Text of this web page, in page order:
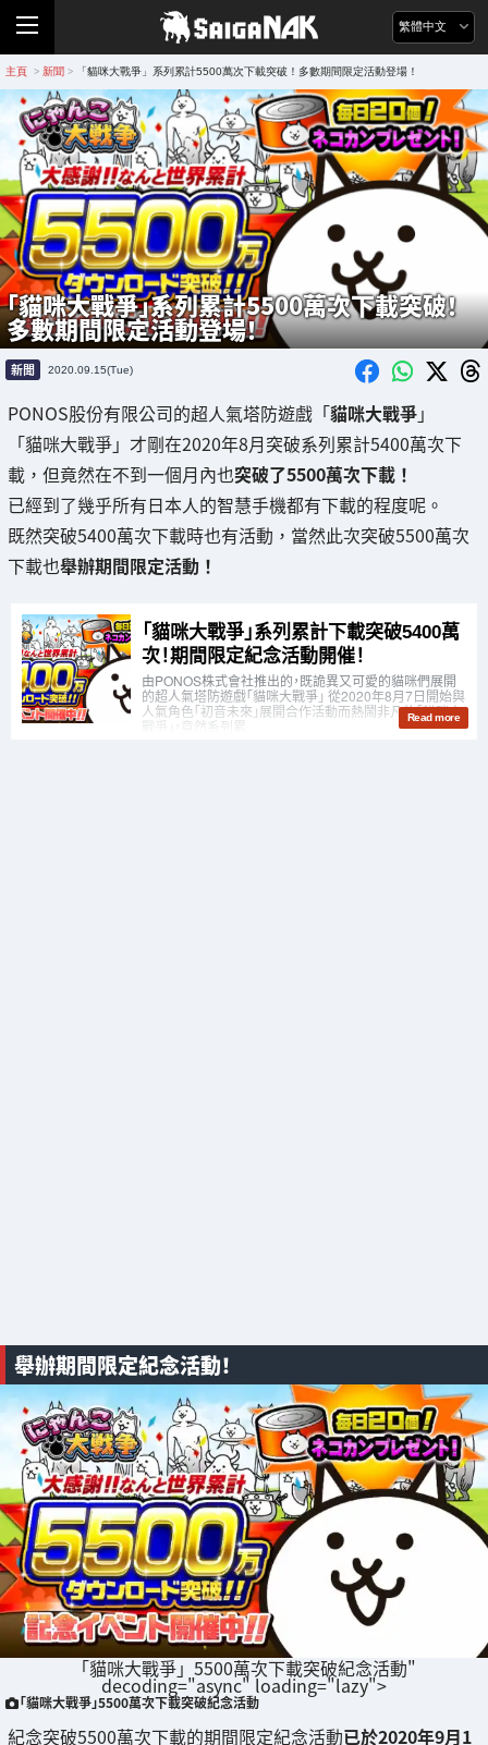
繁體中文
主頁 > 新聞 > 「貓咪大戰爭」系列累計5500萬次下載突破！多數期間限定活動登場！
「貓咪大戰爭」系列累計5500萬次下載突破！
多數期間限定活動登場！
新聞 2020.09.15(Tue)
PONOS股份有限公司的超人氣塔防遊戲「貓咪大戰爭」
「貓咪大戰爭」才剛在2020年8月突破系列累計5400萬次下
載，但竟然在不到一個月內也突破了5500萬次下載！
已經到了幾乎所有日本人的智慧手機都有下載的程度呢。
既然突破5400萬次下載時也有活動，當然此次突破5500萬次
下載也舉辦期間限定活動！
舉辦期間限定紀念活動！
「貓咪大戰爭」5500萬次下載突破紀念活動"
decoding="async" loading="lazy">
「貓咪大戰爭」5500萬次下載突破紀念活動
紀念突破5500萬次下載的期間限定紀念活動已於2020年9月1